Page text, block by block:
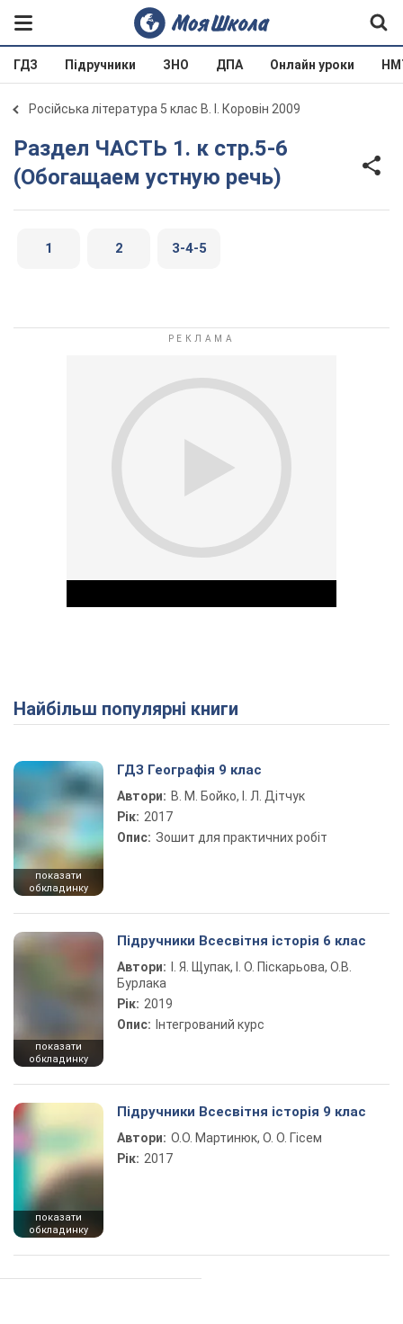
ГДЗ Підручники ЗНО ДПА Онлайн уроки
Російська література 5 клас В. І. Коровін 2009
Раздел ЧАСТЬ 1. к стр.5-6
(Обогащаем устную речь)
1 2 3-4-5
Play Video
Найбільш популярні книги
показати
обкладинку
ГДЗ Географія 9 клас
Автори: В. М. Бойко, І. Л. Дітчук
Рік: 2017
Опис: Зошит для практичних робіт
показати
обкладинку
Підручники Всесвітня історія 6 клас
Автори:
І. Я. Щупак, І. О. Піскарьова, О.В.
Бурлака
Рік: 2019
Опис: Інтегрований курс
показати
обкладинку
Підручники Всесвітня історія 9 клас
Автори: О.О. Мартинюк, О. О. Гісем
Рік: 2017